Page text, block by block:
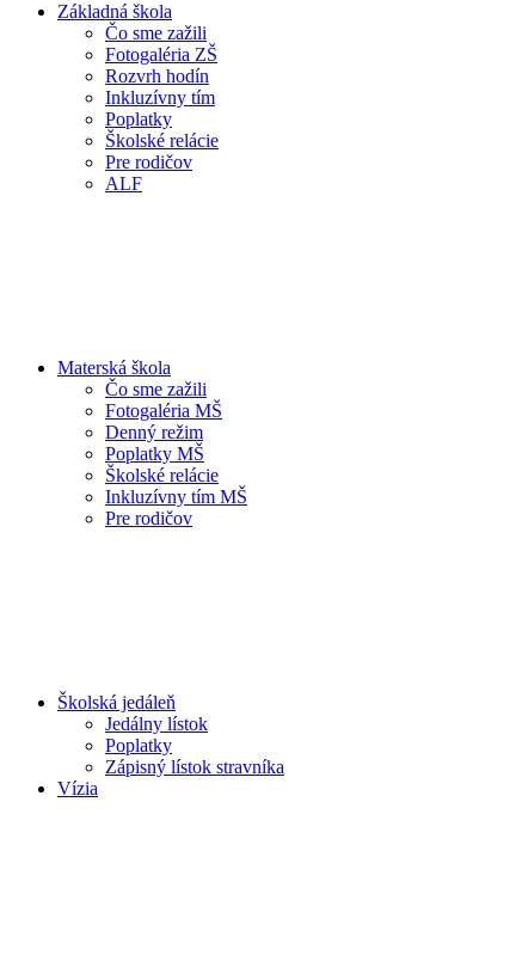
Základná škola
Čo sme zažili
Fotogaléria ZŠ
Rozvrh hodín
Inkluzívny tím
Poplatky
Školské relácie
Pre rodičov
ALF
Materská škola
Čo sme zažili
Fotogaléria MŠ
Denný režim
Poplatky MŠ
Školské relácie
Inkluzívny tím MŠ
Pre rodičov
Školská jedáleň
Jedálny lístok
Poplatky
Zápisný lístok stravníka
Vízia